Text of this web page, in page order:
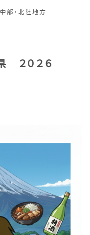
中部・北陸地方
２０２６